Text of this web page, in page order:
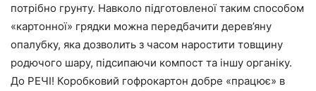
потрібно грунту. Навколо підготовленої таким способом
«картонної» грядки можна передбачити дерев’яну
опалубку, яка дозволить з часом наростити товщину
родючого шару, підсипаючи компост та іншу органіку.
До РЕЧІ! Коробковий гофрокартон добре «працює» в